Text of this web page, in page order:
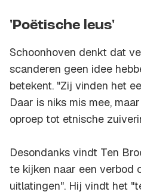
'Poëtische leus'
Schoonhoven denkt dat
scanderen geen idee
betekent. "Zij vinden het
Daar is niks mis mee,
oproep tot etnische
Desondanks vindt Ten
te kijken naar een verbod
uitlatingen". Hij vindt het